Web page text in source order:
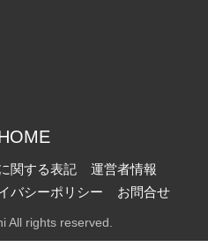
関する表記
運営者情報
バシーポリシー お問合せ
All rights reserved.